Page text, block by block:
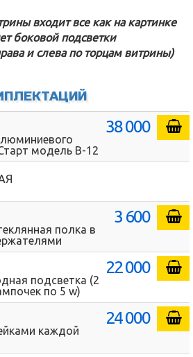
входит все как на картинке
боковой подсветки
и слева по торцам витрины)
модель В-12
38 000
полка в
3 600
подсветка (2
по 5 w)
22 000
каждой
24 000